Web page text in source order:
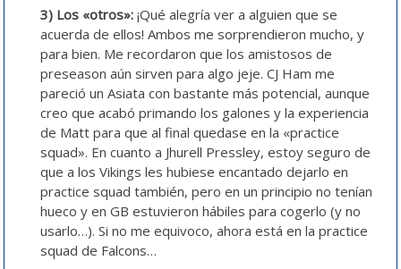
3) Los «otros»: ¡Qué alegría ver a alguien que se
acuerda de ellos! Ambos me sorprendieron mucho, y
para bien. Me recordaron que los amistosos de
preseason aún sirven para algo jeje. CJ Ham me
pareció un Asiata con bastante más potencial, aunque
creo que acabó primando los galones y la experiencia
de Matt para que al final quedase en la «practice
squad». En cuanto a Jhurell Pressley, estoy seguro de
que a los Vikings les hubiese encantado dejarlo en
practice squad también, pero en un principio no tenían
hueco y en GB estuvieron hábiles para cogerlo (y no
usarlo…). Si no me equivoco, ahora está en la practice
squad de Falcons…